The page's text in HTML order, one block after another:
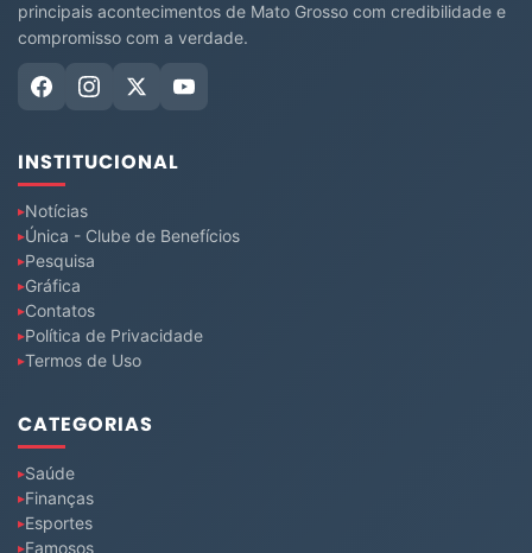
principais acontecimentos de Mato Grosso com credibilidade e
compromisso com a verdade.
INSTITUCIONAL
Notícias
Única - Clube de Benefícios
Pesquisa
Gráfica
Contatos
Política de Privacidade
Termos de Uso
CATEGORIAS
Saúde
Finanças
Esportes
Famosos